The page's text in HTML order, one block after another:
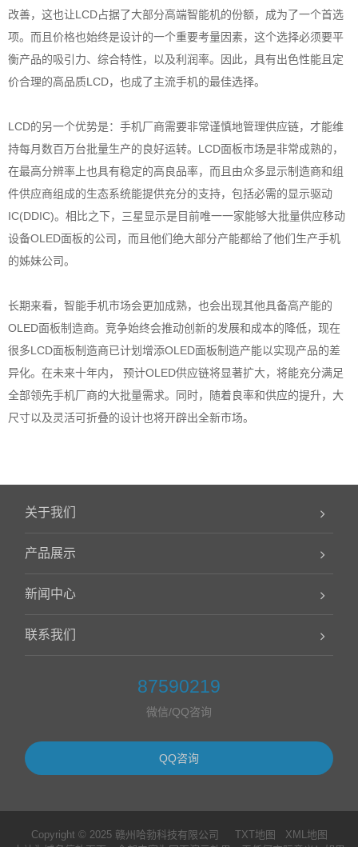
改善，这也让LCD占据了大部分高端智能机的份额，成为了一个首选
项。而且价格也始终是设计的一个重要考量因素，这个选择必须要平
衡产品的吸引力、综合特性，以及利润率。因此，具有出色性能且定
价合理的高品质LCD，也成了主流手机的最佳选择。
LCD的另一个优势是：手机厂商需要非常谨慎地管理供应链，才能维
持每月数百万台批量生产的良好运转。LCD面板市场是非常成熟的，
在最高分辨率上也具有稳定的高良品率，而且由众多显示制造商和组
件供应商组成的生态系统能提供充分的支持，包括必需的显示驱动
IC(DDIC)。相比之下，三星显示是目前唯一一家能够大批量供应移动
设备OLED面板的公司，而且他们绝大部分产能都给了他们生产手机
的姊妹公司。
长期来看，智能手机市场会更加成熟，也会出现其他具备高产能的
OLED面板制造商。竞争始终会推动创新的发展和成本的降低，现在
很多LCD面板制造商已计划增添OLED面板制造产能以实现产品的差
异化。在未来十年内， 预计OLED供应链将显著扩大，将能充分满足
全部领先手机厂商的大批量需求。同时，随着良率和供应的提升，大
尺寸以及灵活可折叠的设计也将开辟出全新市场。
关于我们
产品展示
新闻中心
联系我们
87590219
微信/QQ咨询
QQ咨询
Copyright © 2025 赣州哈勃科技有限公司 TXT地图
XML地图